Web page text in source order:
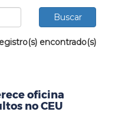
encontrado(s)
oficina
no CEU